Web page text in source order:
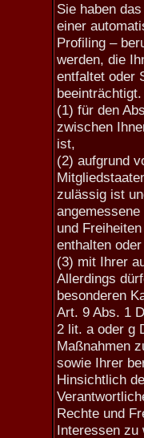
Sie haben
einer
Profiling –
werden, die
entfaltet oder
(1) für den
zwischen
ist,
(2) aufgrund
zulässig ist
und
enthalten oder
(3) mit Ihrer
Allerdings
besonderen
Art. 9 Abs. 1
2 lit. a oder g
Maßnahmen
sowie Ihrer
Hinsichtlich
Rechte und
Interessen zu